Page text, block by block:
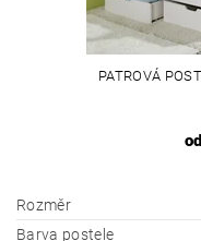
PATROVÁ
od
Rozměr
Barva postele